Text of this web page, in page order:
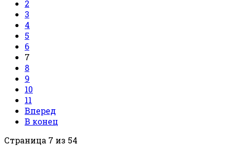
2
3
4
5
6
7
8
9
10
11
Вперед
В конец
Страница 7 из 54